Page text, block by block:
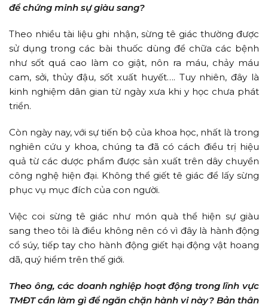
để chứng minh sự giàu sang?
Theo nhiều tài liệu ghi nhận, sừng tê giác thường được
sử dụng trong các bài thuốc dùng để chữa các bệnh
như sốt quá cao làm co giật, nôn ra máu, chảy máu
cam, sởi, thủy đậu, sốt xuất huyết…. Tuy nhiên, đây là
kinh nghiệm dân gian từ ngày xưa khi y học chưa phát
triển.
Còn ngày nay, với sự tiến bộ của khoa học, nhất là trong
nghiên cứu y khoa, chúng ta đã có cách điều trị hiệu
quả từ các dược phẩm được sản xuất trên dây chuyền
công nghệ hiện đại. Không thể giết tê giác để lấy sừng
phục vụ mục đích của con người.
Việc coi sừng tê giác như món quà thể hiện sự giàu
sang theo tôi là điều không nên có vì đây là hành động
cổ súy, tiếp tay cho hành động giết hại động vật hoang
dã, quý hiểm trên thế giới.
Theo ông, các doanh nghiệp hoạt động trong lĩnh vực
TMĐT cần làm gì để ngăn chặn hành vi này? Bản thân